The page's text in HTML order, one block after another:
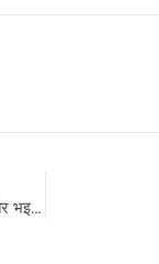
“भोजपुरी साहित्य सरिता” के जनवरी-फरवरी अंक 2022 डाउनलोड खातिर भइल उपलब्ध